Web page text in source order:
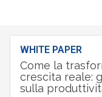
WHITE PAPER
Come la
crescita reale:
sulla